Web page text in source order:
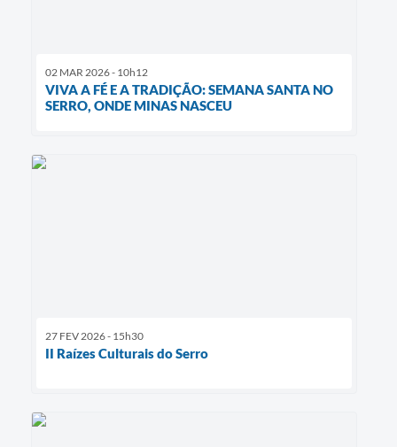
02 MAR 2026 - 10h12
VIVA A FÉ E A TRADIÇÃO: SEMANA SANTA NO
SERRO, ONDE MINAS NASCEU
27 FEV 2026 - 15h30
II Raízes Culturais do Serro